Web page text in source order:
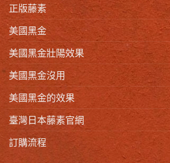
正版藤素
美國黑金
美國黑金壯陽效果
美國黑金沒用
美國黑金的效果
臺灣日本藤素官網
訂購流程